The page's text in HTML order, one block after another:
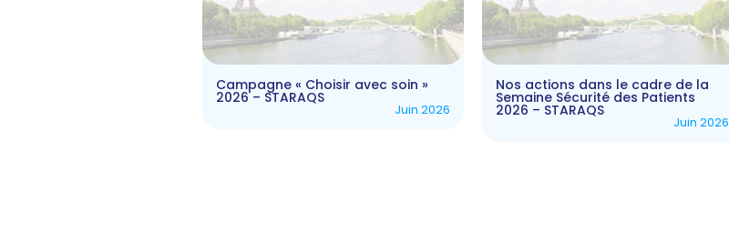
Campagne « Choisir avec soin »
2026 – STARAQS
Juin 2026
Nos actions dans le cadre de la
Semaine Sécurité des Patients
2026 – STARAQS
Juin 2026